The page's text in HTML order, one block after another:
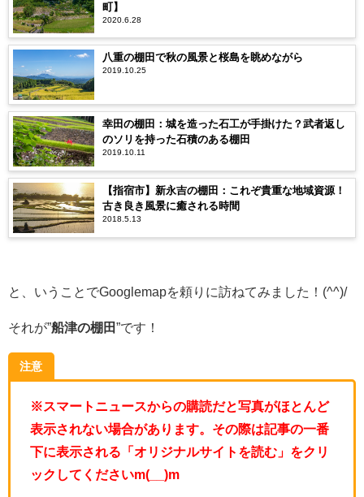
町】
2020.6.28
八重の棚田で秋の風景と桜島を眺めながら
2019.10.25
幸田の棚田：城を造った石工が手掛けた？武者返し
のソリを持った石積のある棚田
2019.10.11
【指宿市】新永吉の棚田：これぞ貴重な地域資源！
古き良き風景に癒される時間
2018.5.13
と、いうことでGooglemapを頼りに訪ねてみました！(^^)/
それが”船津の棚田”です！
注意
※スマートニュースからの購読だと写真がほとんど
表示されない場合があります。その際は記事の一番
下に表示される「オリジナルサイトを読む」をクリ
ックしてくださいm(__)m